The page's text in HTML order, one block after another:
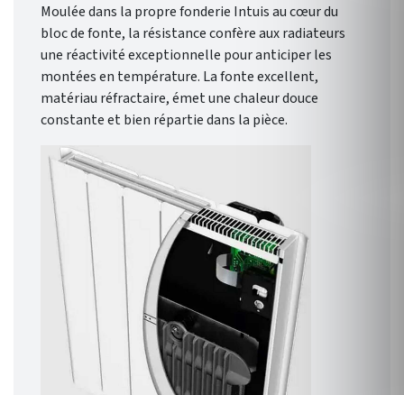
Moulée dans la propre fonderie Intuis au cœur du
bloc de fonte, la résistance confère aux radiateurs
une réactivité exceptionnelle pour anticiper les
montées en température. La fonte excellent,
matériau réfractaire, émet une chaleur douce
constante et bien répartie dans la pièce.